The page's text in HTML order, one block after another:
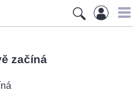
začíná